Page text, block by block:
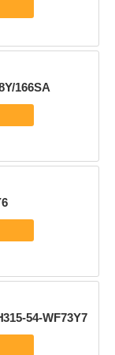
166SA
54-WF73Y7